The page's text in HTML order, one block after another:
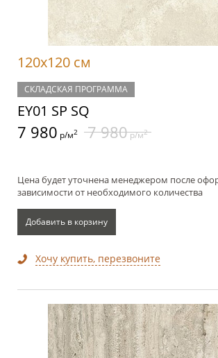
120x120 см
СКЛАДСКАЯ ПРОГРАММА
EY01 SP SQ
7 980 р/м2 7 980р/м2
Цена будет уточнена менеджером после
зависимости от необходимого количества
Добавить в корзину
Хочу купить, перезвоните